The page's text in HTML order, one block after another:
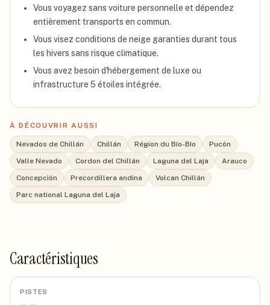
Vous voyagez sans voiture personnelle et dépendez
entièrement transports en commun.
Vous visez conditions de neige garanties durant tous
les hivers sans risque climatique.
Vous avez besoin d'hébergement de luxe ou
infrastructure 5 étoiles intégrée.
À DÉCOUVRIR AUSSI
Nevados de Chillán Chillán Région du Bío-Bío
Pucón
Valle Nevado
Cordon del Chillán Laguna del Laja
Arauco
Concepción
Precordillera andina
Volcan Chillán
Parc national Laguna del Laja
Caractéristiques
PISTES